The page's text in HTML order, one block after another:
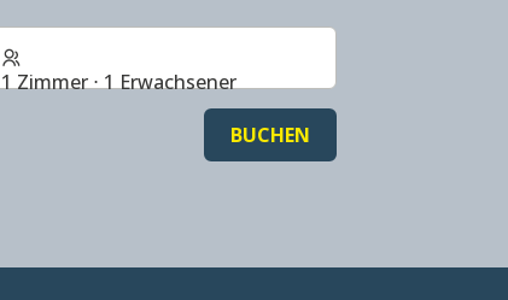
1 Zimmer ⋅ 1 Erwachsener
BUCHEN